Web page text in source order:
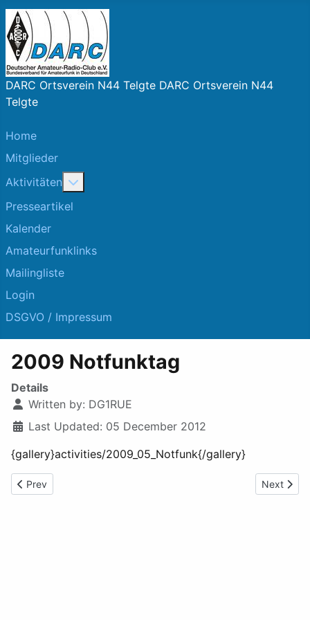
DARC Ortsverein N44 Telgte DARC Ortsverein N44
Telgte
Home
Mitglieder
Aktivitäten
Presseartikel
Kalender
Amateurfunklinks
Mailingliste
Login
DSGVO / Impressum
2009 Notfunktag
Details
Written by: DG1RUE
Last Updated: 05 December 2012
{gallery}activities/2009_05_Notfunk{/gallery}
Previous article: 2009 Frühlingsfest in Telgte
Prev Next
Next